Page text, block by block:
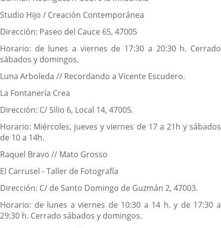
Studio Hijo / Creación Contemporánea
Dirección: Paseo del Cauce 65, 47005
Horario: de lunes a viernes de 17:30 a 20:30 h. Cerrado
sábados y domingos.
Luna Arboleda // Recordando a Vicente Escudero.
La Fontanería Crea
Dirección: C/ Silio 6, Local 14, 47005.
Horario: Miércoles, jueves y viernes de 17 a 21h y sábados
de 10 a 14h.
Raquel Bravo // Mato Grosso
El Carrusel - Taller de Fotografía
Dirección: C/ de Santo Domingo de Guzmán 2, 47003.
Horario: de lunes a viernes de 10:30 a 14 h. y de 17:30 a
29:30 h. Cerrado sábados y domingos.